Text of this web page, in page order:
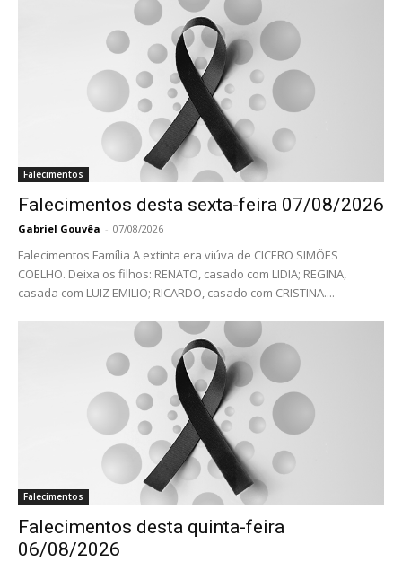
Falecimentos
Falecimentos desta sexta-feira 07/08/2026
Gabriel Gouvêa - 07/08/2026
Falecimentos Família A extinta era viúva de CICERO SIMÕES
COELHO. Deixa os filhos: RENATO, casado com LIDIA; REGINA,
casada com LUIZ EMILIO; RICARDO, casado com CRISTINA....
Falecimentos
Falecimentos desta quinta-feira
06/08/2026